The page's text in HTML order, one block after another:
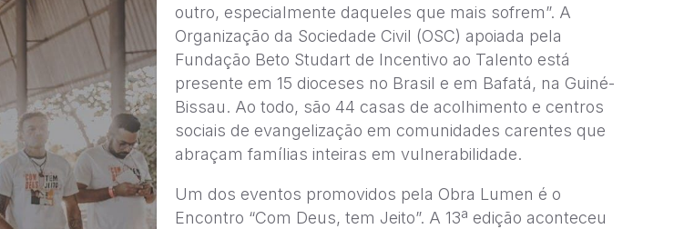
outro, especialmente daqueles que mais sofrem”. A
Organização da Sociedade Civil (OSC) apoiada pela
Fundação Beto Studart de Incentivo ao Talento está
presente em 15 dioceses no Brasil e em Bafatá, na Guiné-
Bissau. Ao todo, são 44 casas de acolhimento e centros
sociais de evangelização em comunidades carentes que
abraçam famílias inteiras em vulnerabilidade.
Um dos eventos promovidos pela Obra Lumen é o
Encontro “Com Deus, tem Jeito”. A 13ª edição aconteceu